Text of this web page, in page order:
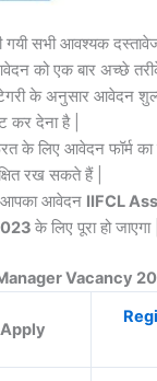
गयी सभी आवश्यक
को एक बार अच्छे
के अनुसार आवेदन
कर देना है |
के लिए आवेदन फॉर्म
रख सकते हैं |
आपका आवेदन IIFCL
के लिए पूरा हो जाएगा |
Vacancy